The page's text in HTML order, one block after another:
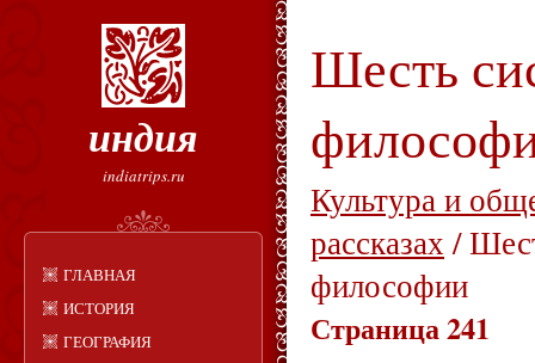
индия
indiatrips.ru
ГЛАВНАЯ
ИСТОРИЯ
ГЕОГРАФИЯ
Шесть
Культура и
рассказах/
философии
Страница 241